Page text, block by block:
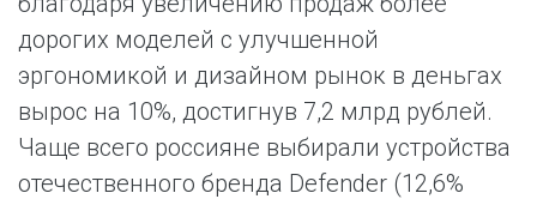
дорогих моделей с улучшенной
эргономикой и дизайном рынок в деньгах
вырос на 10%, достигнув 7,2 млрд рублей.
Чаще всего россияне выбирали устройства
отечественного бренда Defender (12,6%